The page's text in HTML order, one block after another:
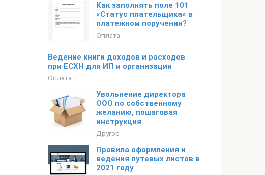
Как заполнять поле 101
«Статус плательщика» в
платежном поручении?
Оплата
Ведение книги доходов и расходов
при ЕСХН для ИП и организации
Оплата
Увольнение директора
ООО по собственному
желанию, пошаговая
инструкция
Другое
Правила оформления и
ведения путевых листов в
2021 году